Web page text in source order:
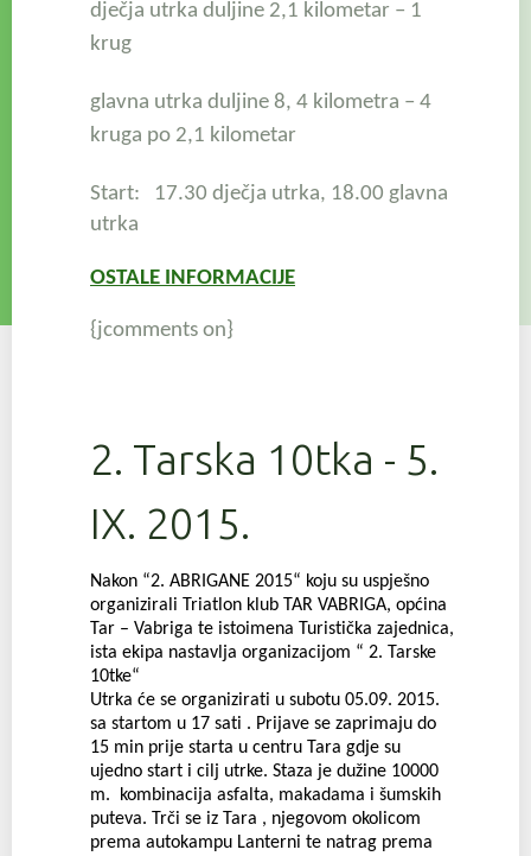
dječja utrka duljine 2,1 kilometar – 1
krug
glavna utrka duljine 8, 4 kilometra – 4
kruga po 2,1 kilometar
Start: 17.30 dječja utrka, 18.00 glavna
utrka
OSTALE INFORMACIJE
{jcomments on}
2. Tarska 10tka - 5.
IX. 2015.
Nakon “2. ABRIGANE 2015“ koju su uspješno
organizirali Triatlon klub TAR VABRIGA, općina
Tar – Vabriga te istoimena Turistička zajednica,
ista ekipa nastavlja organizacijom “ 2. Tarske
10tke“
Utrka će se organizirati u subotu 05.09. 2015.
sa startom u 17 sati . Prijave se zaprimaju do
15 min prije starta u centru Tara gdje su
ujedno start i cilj utrke. Staza je dužine 10000
m. kombinacija asfalta, makadama i šumskih
puteva. Trči se iz Tara , njegovom okolicom
prema autokampu Lanterni te natrag prema